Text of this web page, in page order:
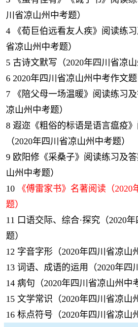
川省凉山州中考题）
4
《荀巨伯远看友人疾》阅读练
省凉山州中考题）
5 古诗文默写（2020年四川省凉山
6 2020年四川省凉山州中考作文题
7
《陪父母一场温暖》阅读练习
凉山州中考题）
8 遐迩《粗俗的标语是语言瘟疫
（2020年四川省凉山州中考题）
9 欧阳修《采桑子》阅读练习及
山州中考题）
10
《傅雷家书》名著阅读（
题）
11 口语交际、综合·探究（2020
题）
12 字音字形（2020年四川省凉山
13 词语、成语的运用（2020年四
14 病句（2020年四川省凉山州中
15 文学常识（2020年四川省凉山
16 标点符号（2020年四川省凉山